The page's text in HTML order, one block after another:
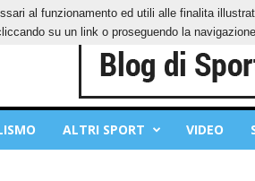
PRIVACY POLICY
ALTRI SPORT VIDEO
al funzionamento ed utili alle finalita
su un link o proseguendo la